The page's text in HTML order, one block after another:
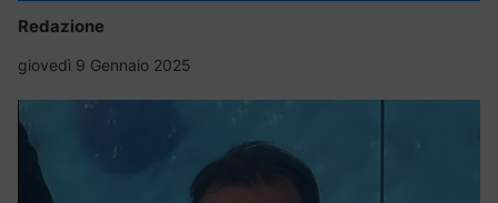
Redazione
giovedì 9 Gennaio 2025